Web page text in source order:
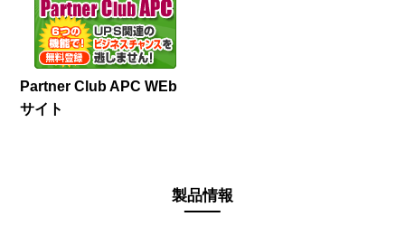
Partner Club APC WEb
サイト
製品情報